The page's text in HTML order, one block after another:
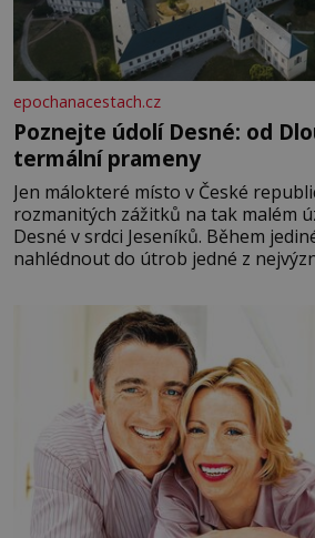
epochanacestach.cz
Poznejte údolí Desné: od
termální prameny
Jen málokteré místo v České
rozmanitých zážitků na tak malém
Desné v srdci Jeseníků. Během
nahlédnout do útrob jedné z
se na koloběžce a den zakončit
Velkých Losinách nebo v termálním